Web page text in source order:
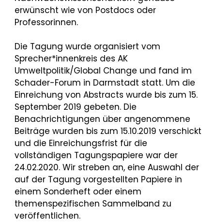
erwünscht wie von Postdocs oder
Professorinnen.
Die Tagung wurde organisiert vom
Sprecher*innenkreis des AK
Umweltpolitik/Global Change und fand im
Schader-Forum in Darmstadt statt. Um die
Einreichung von Abstracts wurde bis zum 15.
September 2019 gebeten. Die
Benachrichtigungen über angenommene
Beiträge wurden bis zum 15.10.2019 verschickt
und die Einreichungsfrist für die
vollständigen Tagungspapiere war der
24.02.2020. Wir streben an, eine Auswahl der
auf der Tagung vorgestellten Papiere in
einem Sonderheft oder einem
themenspezifischen Sammelband zu
veröffentlichen.